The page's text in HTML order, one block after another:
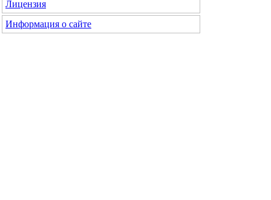
Лицензия
Информация о сайте